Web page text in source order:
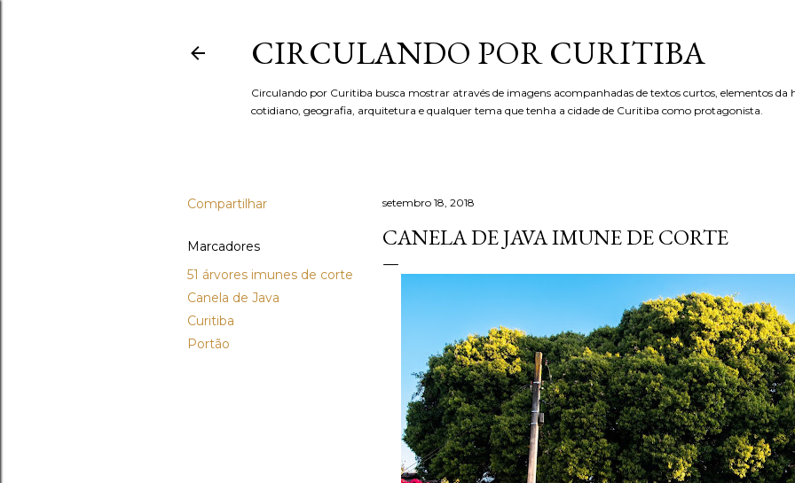
CIRCULANDO POR CURITIBA
Circulando por Curitiba busca mostrar através de imagens acompanhadas de textos curtos, elementos da
cotidiano, geografia, arquitetura e qualquer tema que tenha a cidade de Curitiba como protagonista.
Compartilhar
Marcadores
51 árvores imunes de corte
Canela de Java
Curitiba
Portão
setembro 18, 2018
CANELA DE JAVA IMUNE DE CORTE